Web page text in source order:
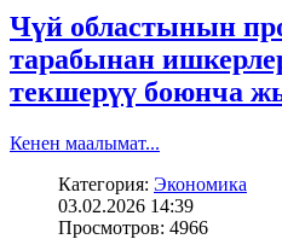
Чүй областынын
тарабынан
текшерүү боюнча
Кенен маалымат...
Категория: Экономика
03.02.2026 14:39
Просмотров: 4966